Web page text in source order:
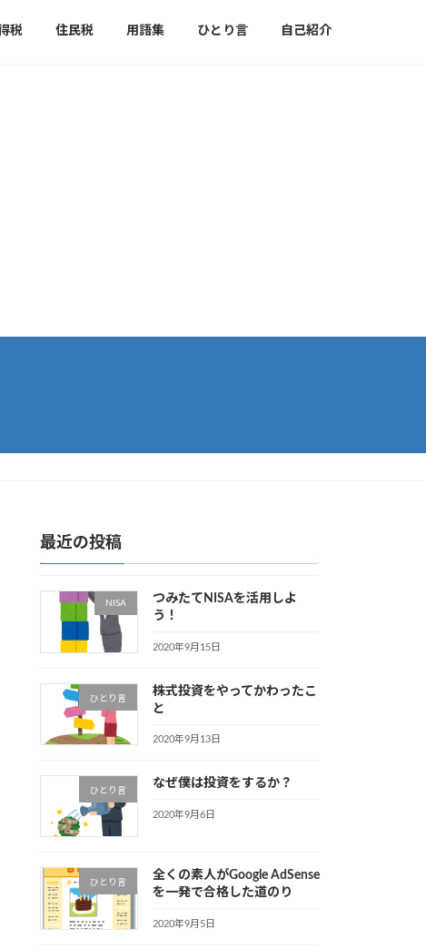
税 住民税 用語集 ひとり言 自己紹介
最近の投稿
NISA
つみたてNISAを活用しよ
う！
2020年9月15日
ひとり言
株式投資をやってかわったこ
と
2020年9月13日
ひとり言
なぜ僕は投資をするか？
2020年9月6日
ひとり言
全くの素人がGoogle AdSense
を一発で合格した道のり
2020年9月5日